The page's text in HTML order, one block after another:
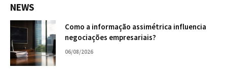
NEWS
Como a informação assimétrica influencia
negociações empresariais?
06/08/2026